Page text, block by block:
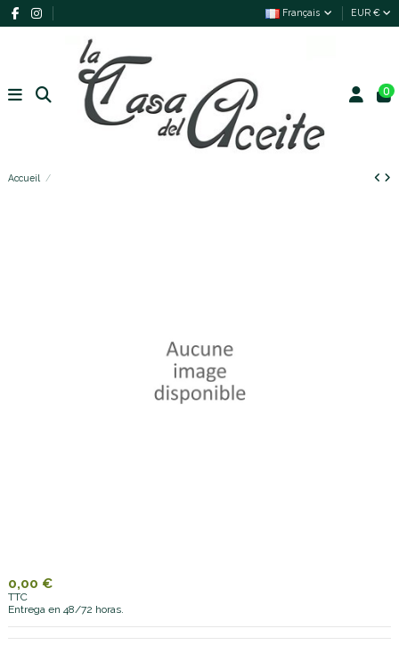
Français EUR €
0
Accueil
0,00 €
TTC
Entrega en 48/72 horas.